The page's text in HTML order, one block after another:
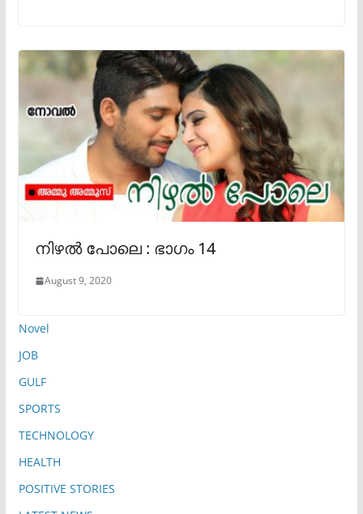
നിഴൽ പോലെ : ഭാഗം 14
August 9, 2020
Novel
JOB
GULF
SPORTS
TECHNOLOGY
HEALTH
POSITIVE STORIES